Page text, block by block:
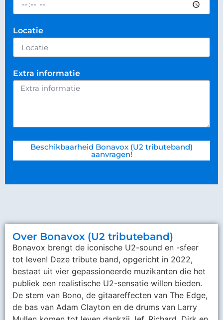
Locatie
Extra informatie
Beschikbaarheid Bonavox (U2 tributeband)
aanvragen!
Over Bonavox (U2 tributeband)
Bonavox brengt de iconische U2-sound en -sfeer
tot leven! Deze tribute band, opgericht in 2022,
bestaat uit vier gepassioneerde muzikanten die het
publiek een realistische U2-sensatie willen bieden.
De stem van Bono, de gitaareffecten van The Edge,
de bas van Adam Clayton en de drums van Larry